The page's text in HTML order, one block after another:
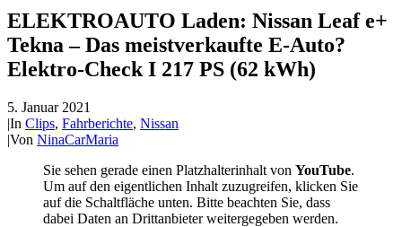
ELEKTROAUTO Laden: Nissan Leaf e+
Tekna – Das meistverkaufte E-Auto?
Elektro-Check I 217 PS (62 kWh)
5. Januar 2021
|In Clips, Fahrberichte, Nissan
|Von NinaCarMaria
Sie sehen gerade einen Platzhalterinhalt von YouTube.
Um auf den eigentlichen Inhalt zuzugreifen, klicken Sie
auf die Schaltfläche unten. Bitte beachten Sie, dass
dabei Daten an Drittanbieter weitergegeben werden.